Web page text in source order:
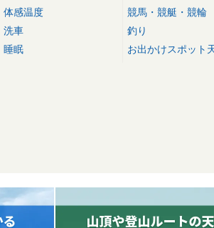
体感温度
洗車
睡眠
競馬・競艇・競輪
釣り
お出かけスポット